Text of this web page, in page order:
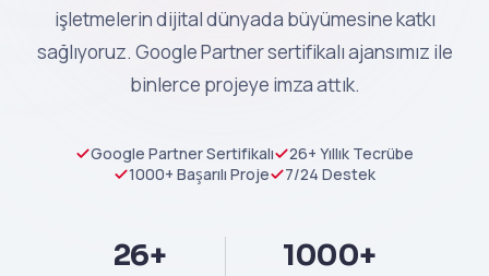
işletmelerin dijital dünyada büyümesine katkı
sağlıyoruz. Google Partner sertifikalı ajansımız ile
binlerce projeye imza attık.
Google Partner Sertifikalı
26+ Yıllık Tecrübe
1000+ Başarılı Proje
7/24 Destek
26+ 1000+